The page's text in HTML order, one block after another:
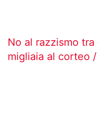
No al razzismo
migliaia al corteo /